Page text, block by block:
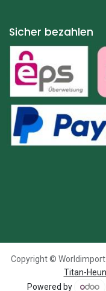
Sicher bezahlen
Copyright ©
Titan-
Powered by